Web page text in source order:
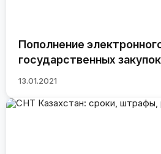
Пополнение
государственных
13.01.2021